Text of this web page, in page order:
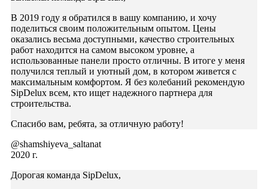
В 2019 году я обратился в вашу компанию, и хочу
поделиться своим положительным опытом. Цены
оказались весьма доступными, качество строительных
работ находится на самом высоком уровне, а
использованные панели просто отличны. В итоге у меня
получился теплый и уютный дом, в котором живется с
максимальным комфортом. Я без колебаний рекомендую
SipDelux всем, кто ищет надежного партнера для
строительства.
Спасибо вам, ребята, за отличную работу!
@shamshiyeva_saltanat
2020 г.
Дорогая команда SipDelux,